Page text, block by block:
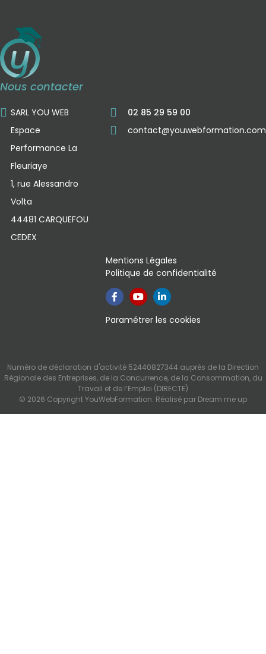
Nous contacter
SARL YOU WEB
Espace
Performance La
Fleuriaye
1, rue Alessandro
Volta
44481 CARQUEFOU
CEDEX
02 85 29 59 00
contact@youwebformation.com
Mentions Légales
Politique de confidentialité
Paramétrer les cookies
Numéro de déclaration d'activité 52440827344 auprès de la Direction
Régionale des Entreprises, de la Concurrence, de la Consommation, du
Travail et de l’Emploi (DIRECTE)
© 2026 Copyright YouWebFormation. Réalisé par Dream me up